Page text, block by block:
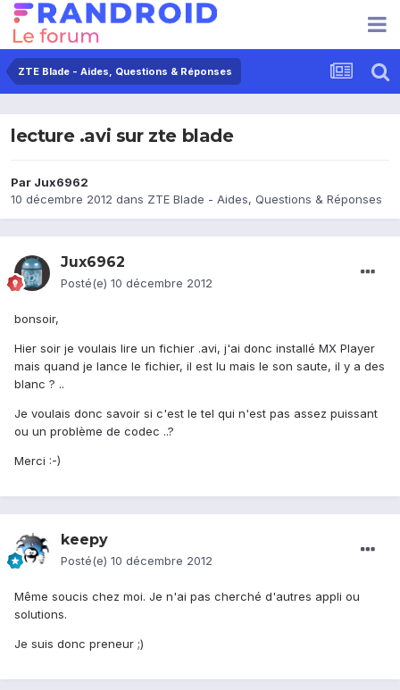
ZTE Blade - Aides, Questions & Réponses
lecture .avi sur zte blade
Par Jux6962
10 décembre 2012 dans ZTE Blade - Aides, Questions & Réponses
Jux6962
Posté(e) 10 décembre 2012
bonsoir,
Hier soir je voulais lire un fichier .avi, j'ai donc installé MX Player
mais quand je lance le fichier, il est lu mais le son saute, il y a des
blanc ? ..
Je voulais donc savoir si c'est le tel qui n'est pas assez puissant
ou un problème de codec ..?
Merci :-)
keepy
Posté(e) 10 décembre 2012
Même soucis chez moi. Je n'ai pas cherché d'autres appli ou
solutions.
Je suis donc preneur ;)